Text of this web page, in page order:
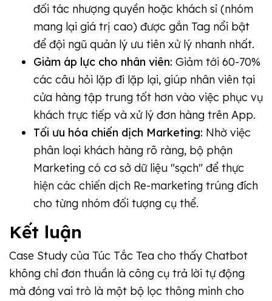
đối tác nhượng quyền hoặc khách sỉ (nhóm
mang lại giá trị cao) được gắn Tag nổi bật
để đội ngũ quản lý ưu tiên xử lý nhanh nhất.
Giảm áp lực cho nhân viên: Giảm tới 60-70%
các câu hỏi lặp đi lặp lại, giúp nhân viên tại
cửa hàng tập trung tốt hơn vào việc phục vụ
khách trực tiếp và xử lý đơn hàng trên App.
Tối ưu hóa chiến dịch Marketing: Nhờ việc
phân loại khách hàng rõ ràng, bộ phận
Marketing có cơ sở dữ liệu "sạch" để thực
hiện các chiến dịch Re-marketing trúng đích
cho từng nhóm đối tượng cụ thể.
Kết luận
Case Study của Túc Tắc Tea cho thấy Chatbot
không chỉ đơn thuần là công cụ trả lời tự động
mà đóng vai trò là một bộ lọc thông minh cho